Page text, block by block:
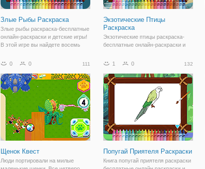
Злые Рыбы Раскраска
Злые рыбы раскраска-бесплатные
онлайн-раскраски и детские игры!
В этой игре вы найдете восемь
быть окрашены, как быстро, как
в конце игры. У вас есть 23
Экзотические Птицы
Раскраска
Экзотические птицы раскраска-
бесплатные онлайн-раскраски и
найдете восемь разных картинок,
как быстро, как вы можете
получить большой счет в конце
игры. У вас
0 0 111
Щенок Квест
Люди портировали на милые
1 0 132
Попугай Приятеля Раскраски
Книга попугай приятеля раскраски